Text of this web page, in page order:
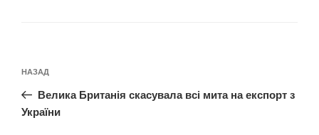
записів
Попередній
запис:
НАЗАД
Велика Британія скасувала всі мита на експорт з
України